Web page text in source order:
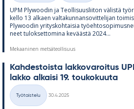
UPM Plywoo­din ja Teol­li­suus­lii­ton vä­listä
kello 13 al­kaen val­ta­kun­nan­so­vit­te­li­jan
Plywoo­din yri­tys­koh­tai­sia
neet tu­lok­set­to­mina ke­väästä 2024...
Mekaaninen metsäteollisuus
Kah­des­toista lak­ko­va­roi­tus
lakko al­kaisi 19. tou­ko­kuuta
Kategoriat
Työtaistelu
30.4.2025